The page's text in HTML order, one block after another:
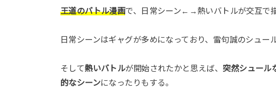
王道のバトル漫画で、日常シーン←→熱いバトルが交互で
日常シーンはギャグが多めになっており、雷句誠のシュー
そして熱いバトルが開始されたかと思えば、 突然シュール
的なシーンになったりもする。